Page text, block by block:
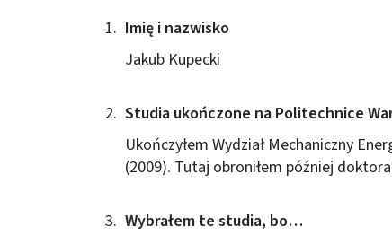
Imię i nazwisko
Jakub Kupecki
Studia ukończone na Politechnice
Ukończyłem Wydział Mechaniczny
(2009). Tutaj obroniłem później
Wybrałem te studia, bo…